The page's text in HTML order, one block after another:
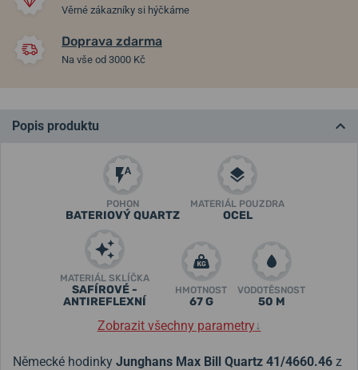
Věrné zákazníky si hýčkáme
Doprava zdarma
Na vše od 3000 Kč
Popis produktu
POHON
BATERIOVÝ QUARTZ
MATERIÁL POUZDRA
OCEL
MATERIÁL SKLÍČKA
SAFÍROVÉ -
ANTIREFLEXNÍ
HMOTNOST
67 G
VODOTĚSNOST
50 M
Zobrazit všechny parametry↓
Německé hodinky Junghans Max Bill Quartz 41/4660.46 z